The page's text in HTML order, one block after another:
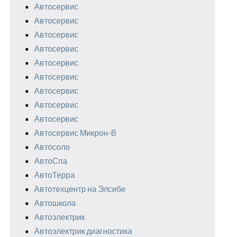
Автосервис
Автосервис
Автосервис
Автосервис
Автосервис
Автосервис
Автосервис
Автосервис
Автосервис
Автосервис Микрон-В
Автосоло
АвтоСпа
АвтоТерра
Автотехцентр на Элсибе
Автошкола
Автоэлектрик
Автоэлектрик диагностика